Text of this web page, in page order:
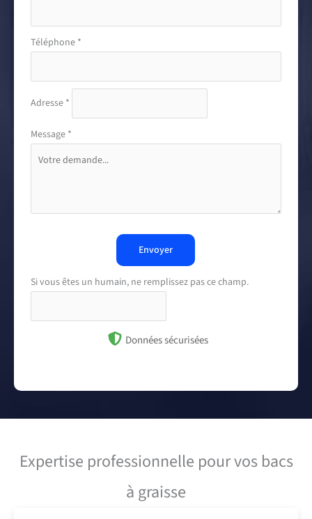
Téléphone *
Adresse *
Message *
Envoyer
Si vous êtes un humain, ne remplissez pas ce champ.
Données sécurisées
Expertise professionnelle pour vos bacs
à graisse